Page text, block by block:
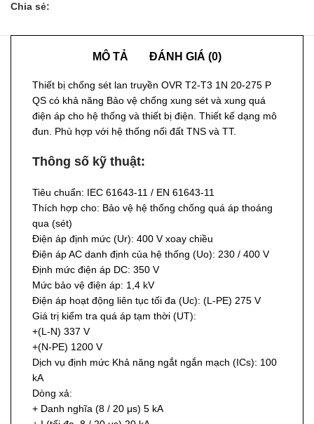
Chia sẻ:
MÔ TẢ ĐÁNH GIÁ (0)
Thiết bị chống sét lan truyền OVR T2-T3 1N 20-275 P
QS có khả năng Bảo vệ chống xung sét và xung quá
điện áp cho hệ thống và thiết bị điện. Thiết kế dạng mô
đun. Phù hợp với hệ thống nối đất TNS và TT.
Thông số kỹ thuật:
Tiêu chuẩn: IEC 61643-11 / EN 61643-11
Thích hợp cho: Bảo vệ hệ thống chống quá áp thoáng
qua (sét)
Điện áp định mức (Ur): 400 V xoay chiều
Điện áp AC danh định của hệ thống (Uo): 230 / 400 V
Định mức điện áp DC: 350 V
Mức bảo vệ điện áp: 1,4 kV
Điện áp hoạt động liên tục tối đa (Uc): (L-PE) 275 V
Giá trị kiểm tra quá áp tạm thời (UT):
+(L-N) 337 V
+(N-PE) 1200 V
Dịch vụ định mức Khả năng ngắt ngắn mạch (ICs): 100
kA
Dòng xả:
+ Danh nghĩa (8 / 20 μs) 5 kA